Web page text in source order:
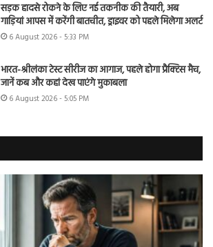
सड़क हादसे रोकने के लिए नई तकनीक की तैयारी, अब
गाड़ियां आपस में करेंगी बातचीत, ड्राइवर को पहले मिलेगा अलर्ट
6 August 2026 - 5:33 PM
भारत-श्रीलंका टेस्ट सीरीज का आगाज, पहले होगा प्रैक्टिस मैच,
जानें कब और कहां देख पाएंगे मुकाबला
6 August 2026 - 5:05 PM